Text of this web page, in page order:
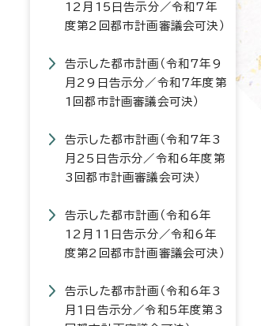
12月15日告示分／令和7年
度第2回都市計画審議会可決）
告示した都市計画（令和7年9
月29日告示分／令和7年度第
1回都市計画審議会可決）
告示した都市計画（令和7年3
月25日告示分／令和6年度第
3回都市計画審議会可決）
告示した都市計画（令和6年
12月11日告示分／令和6年
度第2回都市計画審議会可決）
告示した都市計画（令和6年3
月1日告示分／令和5年度第3